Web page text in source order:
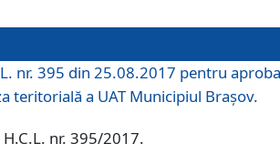
nr. 395 din 25.08.2017 pentru
teritorială a UAT Municipiul Braşov.
H.C.L. nr. 395/2017.